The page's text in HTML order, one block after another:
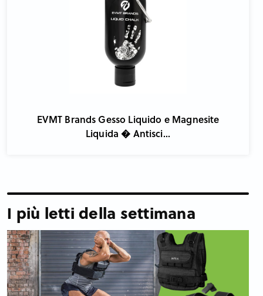
EVMT Brands Gesso Liquido e Magnesite
Liquida � Antisci...
I più letti della settimana